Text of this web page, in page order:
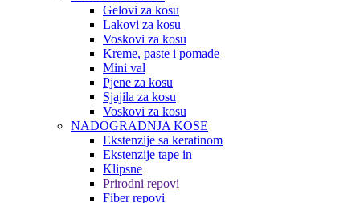
Gelovi za kosu
Lakovi za kosu
Voskovi za kosu
Kreme, paste i pomade
Mini val
Pjene za kosu
Sjajila za kosu
Voskovi za kosu
NADOGRADNJA KOSE
Ekstenzije sa keratinom
Ekstenzije tape in
Klipsne
Prirodni repovi
Fiber repovi